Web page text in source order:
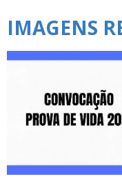
IMAGENS